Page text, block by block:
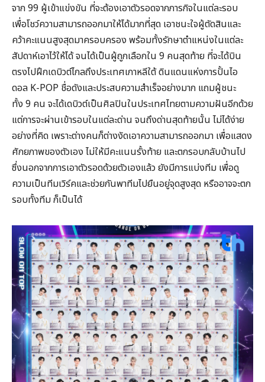
จาก 99 ผู้เข้าแข่งขัน ที่จะต้องเอาตัวรอดจากภารกิจในแต่ละรอบ
เพื่อโชว์ความสามารถออกมาให้ได้มากที่สุด เอาชนะใจผู้ตัดสินและ
คว้าคะแนนสูงสุดมาครอบครอง พร้อมทั้งรักษาตำแหน่งในแต่ละ
สัปดาห์เอาไว้ให้ได้ จนได้เป็นผู้ถูกเลือกใน 9 คนสุดท้าย ที่จะได้บิน
ตรงไปฝึกเดบิวต์ไกลถึงประเทศเกาหลีใต้ ดินแดนแห่งการปั้นไอ
ดอล K-POP ชื่อดังและประสบความสำเร็จอย่างมาก แถมผู้ชนะ
ทั้ง 9 คน จะได้เดบิวต์เป็นศิลปินในประเทศไทยตามความฝันอีกด้วย
แต่การจะผ่านเข้ารอบในแต่ละด่าน จนถึงด่านสุดท้ายนั้น ไม่ได้ง่าย
อย่างที่คิด เพราะต่างคนก็ต่างงัดเอาความสามารถออกมา เพื่อแสดง
ศักยภาพของตัวเอง ไม่ให้มีคะแนนรั้งท้าย และตกรอบกลับบ้านไป
ซึ่งนอกจากการเอาตัวรอดด้วยตัวเองแล้ว ยังมีการแบ่งทีม เพื่อดู
ความเป็นทีมเวิร์คและช่วยกันพาทีมไปยืนอยู่จุดสูงสุด หรืออาจจะตก
รอบทั้งทีม ก็เป็นได้